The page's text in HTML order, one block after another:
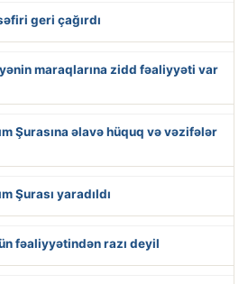
geri çağırdı
maraqlarına zidd fəaliyyəti var
Şurasına əlavə hüquq və vəzifələr
Şurası yaradıldı
fəaliyyətindən razı deyil